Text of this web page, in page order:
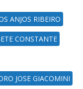
ANJOS RIBEIRO
CONSTANTE
JOSE GIACOMINI